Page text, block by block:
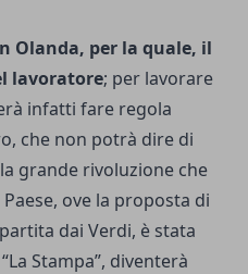
Olanda, per la quale, il
lavoratore; per lavorare
infatti fare regola
che non potrà dire di
grande rivoluzione che
ove la proposta di
dai Verdi, è stata
Stampa”, diventerà